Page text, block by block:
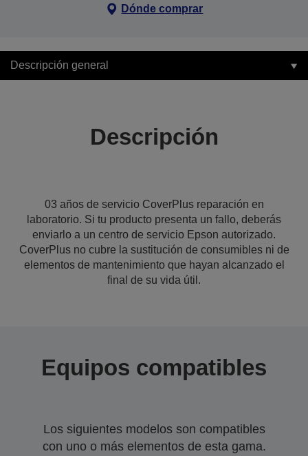
Dónde comprar
Descripción general
Descripción
03 años de servicio CoverPlus reparación en
laboratorio. Si tu producto presenta un fallo, deberás
enviarlo a un centro de servicio Epson autorizado.
CoverPlus no cubre la sustitución de consumibles ni de
elementos de mantenimiento que hayan alcanzado el
final de su vida útil.
Equipos compatibles
Los siguientes modelos son compatibles
con uno o más elementos de esta gama.